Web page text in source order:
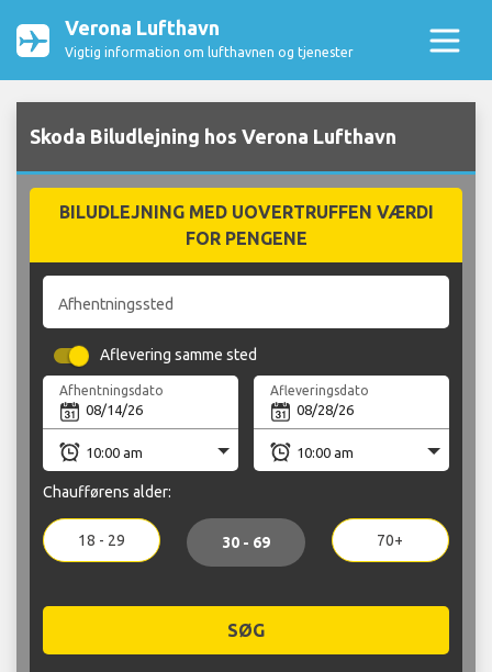
Verona Lufthavn
Vigtig information om lufthavnen og tjenester
Skoda Biludlejning hos Verona Lufthavn
BILUDLEJNING MED UOVERTRUFFEN VÆRDI
FOR PENGENE
Afhentningssted
Aflevering samme sted
Afhentningsdato Afleveringsdato
Chaufførens alder:
18 - 29 30 - 69 70+
SØG